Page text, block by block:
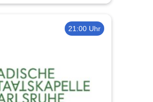
21:00 Uhr